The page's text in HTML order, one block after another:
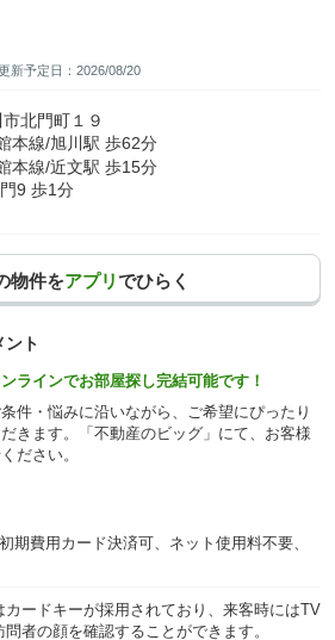
新予定日：2026/08/20
北門町１９
本線/旭川駅 歩62分
本線/近文駅 歩15分
9 歩1分
物件をアプリでひらく
ント
ラインでお部屋探し完結可能です！
件・悩みに沿いながら、ご希望にぴったり
きます。「不動産のビッグ」にて、お客様
ださい。
期費用カード決済可、ネット使用料不要、
カードキーが採用されており、来客時にはTV
者の顔を確認することができます。